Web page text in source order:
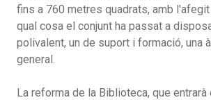
fins a 760 metres quadrats, amb
qual cosa el conjunt ha passat a
polivalent, un de suport i formació, una
general.
La reforma de la Biblioteca, que